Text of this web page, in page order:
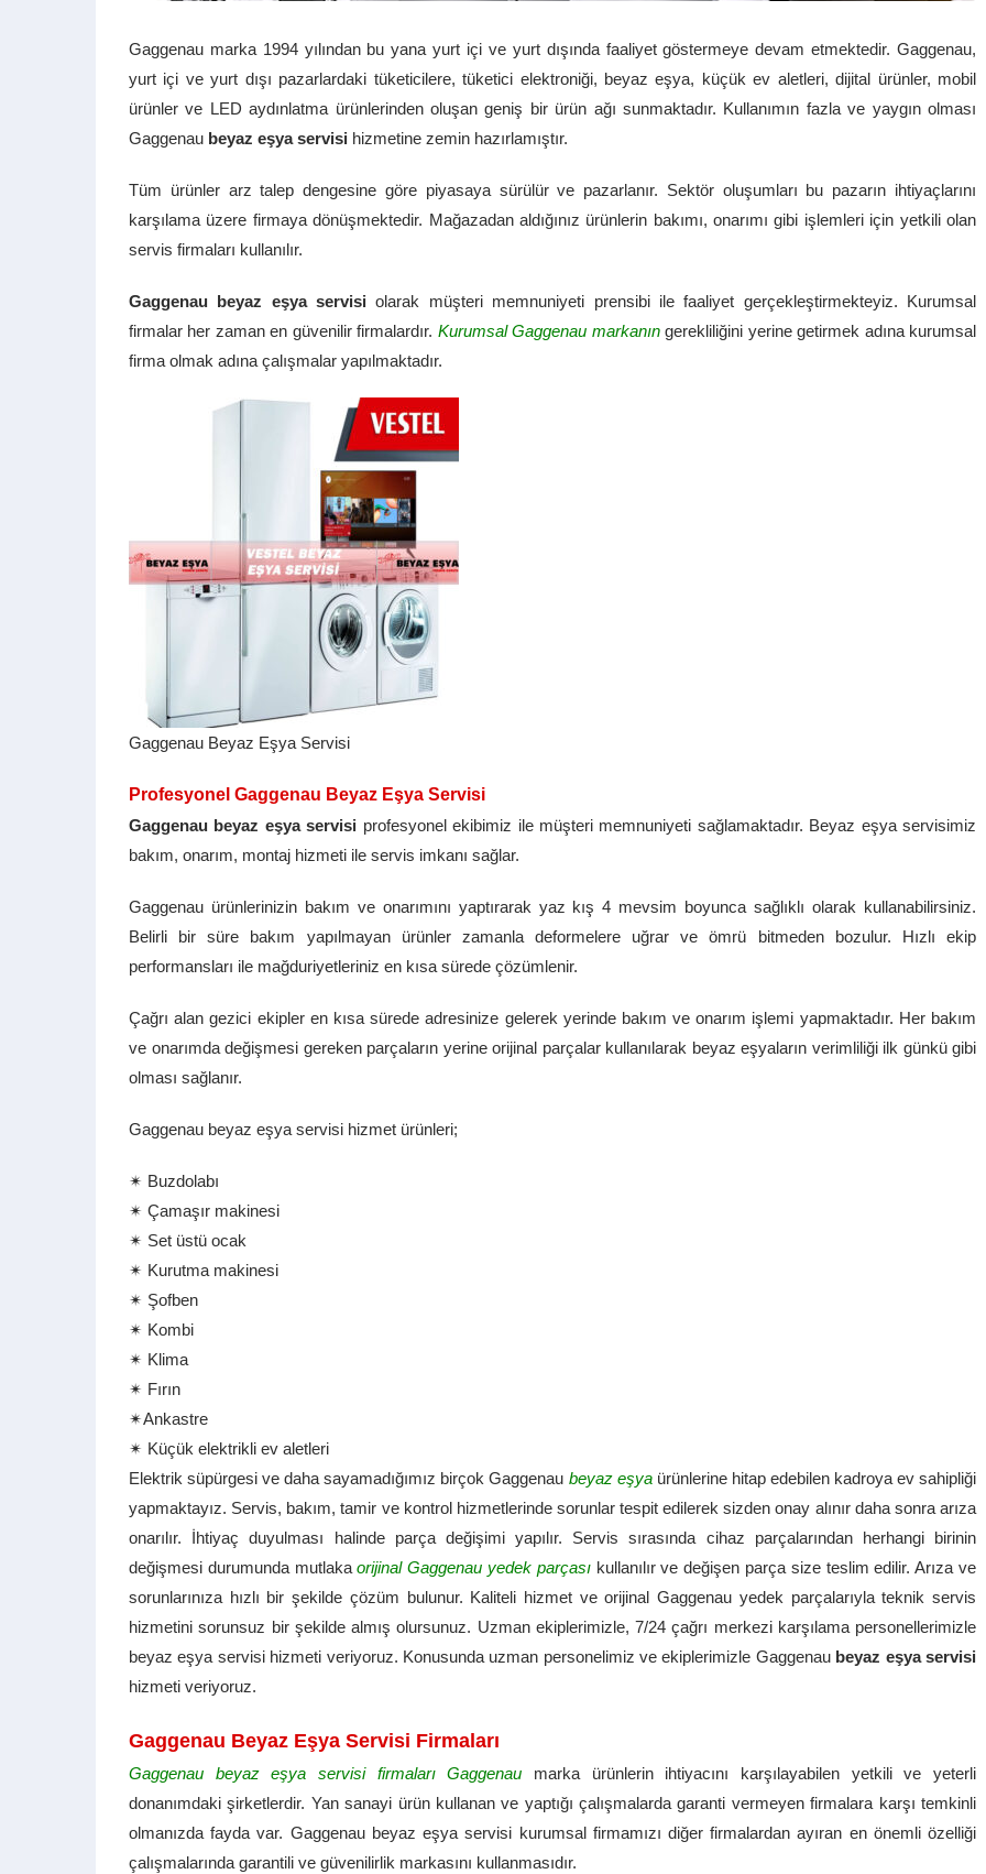
Gaggenau marka 1994 yılından bu yana yurt içi ve yurt dışında faaliyet göstermeye devam etmektedir. Gaggenau,
yurt içi ve yurt dışı pazarlardaki tüketicilere, tüketici elektroniği, beyaz eşya, küçük ev aletleri, dijital ürünler, mobil
ürünler ve LED aydınlatma ürünlerinden oluşan geniş bir ürün ağı sunmaktadır. Kullanımın fazla ve yaygın olması
Gaggenau beyaz eşya servisi hizmetine zemin hazırlamıştır.
Tüm ürünler arz talep dengesine göre piyasaya sürülür ve pazarlanır. Sektör oluşumları bu pazarın ihtiyaçlarını
karşılama üzere firmaya dönüşmektedir. Mağazadan aldığınız ürünlerin bakımı, onarımı gibi işlemleri için yetkili olan
servis firmaları kullanılır.
Gaggenau beyaz eşya servisi olarak müşteri memnuniyeti prensibi ile faaliyet gerçekleştirmekteyiz. Kurumsal
firmalar her zaman en güvenilir firmalardır. Kurumsal Gaggenau markanıngerekliliğini yerine getirmek adına kurumsal
firma olmak adına çalışmalar yapılmaktadır.
Gaggenau Beyaz Eşya Servisi
Profesyonel Gaggenau Beyaz Eşya Servisi
Gaggenau beyaz eşya servisi profesyonel ekibimiz ile müşteri memnuniyeti sağlamaktadır. Beyaz eşya servisimiz
bakım, onarım, montaj hizmeti ile servis imkanı sağlar.
Gaggenau ürünlerinizin bakım ve onarımını yaptırarak yaz kış 4 mevsim boyunca sağlıklı olarak kullanabilirsiniz.
Belirli bir süre bakım yapılmayan ürünler zamanla deformelere uğrar ve ömrü bitmeden bozulur. Hızlı ekip
performansları ile mağduriyetleriniz en kısa sürede çözümlenir.
Çağrı alan gezici ekipler en kısa sürede adresinize gelerek yerinde bakım ve onarım işlemi yapmaktadır. Her bakım
ve onarımda değişmesi gereken parçaların yerine orijinal parçalar kullanılarak beyaz eşyaların verimliliği ilk günkü gibi
olması sağlanır.
Gaggenau beyaz eşya servisi hizmet ürünleri;
✴ Buzdolabı
✴ Çamaşır makinesi
✴ Set üstü ocak
✴ Kurutma makinesi
✴ Şofben
✴ Kombi
✴ Klima
✴ Fırın
✴Ankastre
✴ Küçük elektrikli ev aletleri
Elektrik süpürgesi ve daha sayamadığımız birçok Gaggenau beyaz eşyaürünlerine hitap edebilen kadroya ev sahipliği
yapmaktayız. Servis, bakım, tamir ve kontrol hizmetlerinde sorunlar tespit edilerek sizden onay alınır daha sonra arıza
onarılır. İhtiyaç duyulması halinde parça değişimi yapılır. Servis sırasında cihaz parçalarından herhangi birinin
değişmesi durumunda mutlakaorijinal Gaggenau yedek parçasıkullanılır ve değişen parça size teslim edilir. Arıza ve
sorunlarınıza hızlı bir şekilde çözüm bulunur. Kaliteli hizmet ve orijinal Gaggenau yedek parçalarıyla teknik servis
hizmetini sorunsuz bir şekilde almış olursunuz. Uzman ekiplerimizle, 7/24 çağrı merkezi karşılama personellerimizle
beyaz eşya servisi hizmeti veriyoruz. Konusunda uzman personelimiz ve ekiplerimizle Gaggenau beyaz eşya servisi
hizmeti veriyoruz.
Gaggenau Beyaz Eşya Servisi Firmaları
Gaggenau beyaz eşya servisi firmaları Gaggenau marka ürünlerin ihtiyacını karşılayabilen yetkili ve yeterli
donanımdaki şirketlerdir. Yan sanayi ürün kullanan ve yaptığı çalışmalarda garanti vermeyen firmalara karşı temkinli
olmanızda fayda var. Gaggenau beyaz eşya servisi kurumsal firmamızı diğer firmalardan ayıran en önemli özelliği
çalışmalarında garantili ve güvenilirlik markasını kullanmasıdır.